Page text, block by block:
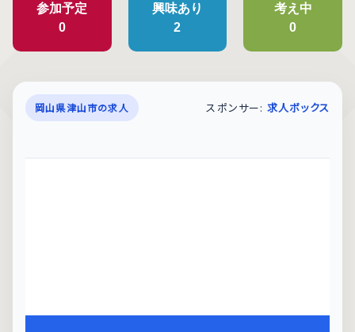
参加予定
0
興味あり
2
考え中
0
岡山県津山市の求人 スポンサー: 求人ボックス